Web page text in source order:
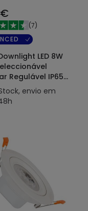
€
(7)
LED 8W
Regulável IP65
Ø70 mmenvio em